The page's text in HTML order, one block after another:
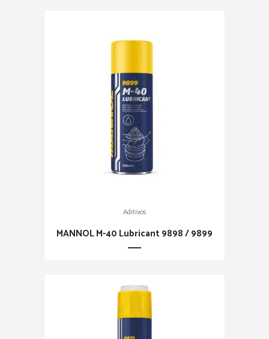
Aditivos
MANNOL M-40 Lubricant 9898 / 9899